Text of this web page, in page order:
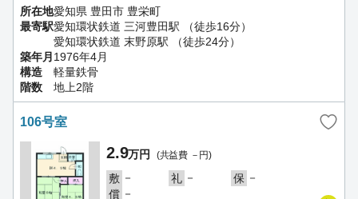
所在地愛知県 豊田市 豊栄町
最寄駅愛知環状鉄道 三河豊田駅 （徒歩16分）
愛知環状鉄道 末野原駅 （徒歩24分）
築年月 1976年4月
構造
軽量鉄骨
階数
地上2階
106号室
2.9万円 (共益費 －円)
敷 － 礼 － 保 －
償 －